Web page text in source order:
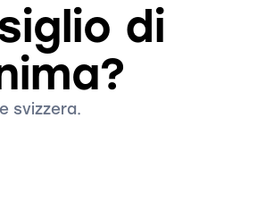
di
svizzera.